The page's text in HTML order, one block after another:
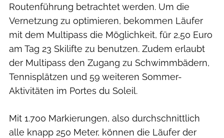
Routenführung betrachtet werden. Um die
Vernetzung zu optimieren, bekommen Läufer
mit dem Multipass die Möglichkeit, für 2,50 Euro
am Tag 23 Skilifte zu benutzen. Zudem erlaubt
der Multipass den Zugang zu Schwimmbädern,
Tennisplätzen und 59 weiteren Sommer-
Aktivitäten im Portes du Soleil.
Mit 1.700 Markierungen, also durchschnittlich
alle knapp 250 Meter, können die Läufer der